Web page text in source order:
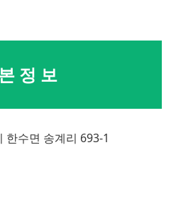
정 보
한수면 송계리 693-1